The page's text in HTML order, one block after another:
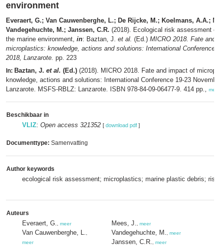
environment
Everaert, G.; Van Cauwenberghe, L.; De Rijcke, M.; Koelmans, A.A.;
Vandegehuchte, M.; Janssen, C.R. (2018). Ecological risk assessment
the marine environment, in: Baztan, J. et al. (Ed.) MICRO 2018. Fate and
microplastics: knowledge, actions and solutions: International Conference
2018, Lanzarote. pp. 223
In: Baztan, J. et al. (Ed.) (2018). MICRO 2018. Fate and impact of
knowledge, actions and solutions: International Conference 19-23
Lanzarote. MSFS-RBLZ: Lanzarote. ISBN 978-84-09-06477-9. 414 pp., meer
Beschikbaar in
VLIZ: Open access 321352 [ download pdf ]
Documenttype: Samenvatting
Author keywords
ecological risk assessment; microplastics; marine plastic debris;
Auteurs
Everaert, G. meer
Van Cauwenberghe, L.
meer
Mees, J. meer
Vandegehuchte, M. meer
Janssen, C.R. meer